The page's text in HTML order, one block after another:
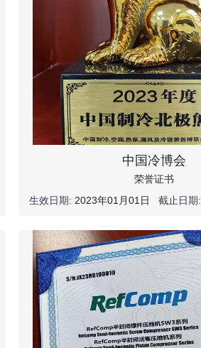
中国冷博会
荣誉证书
生效日期: 2023年01月01日 截止日期: